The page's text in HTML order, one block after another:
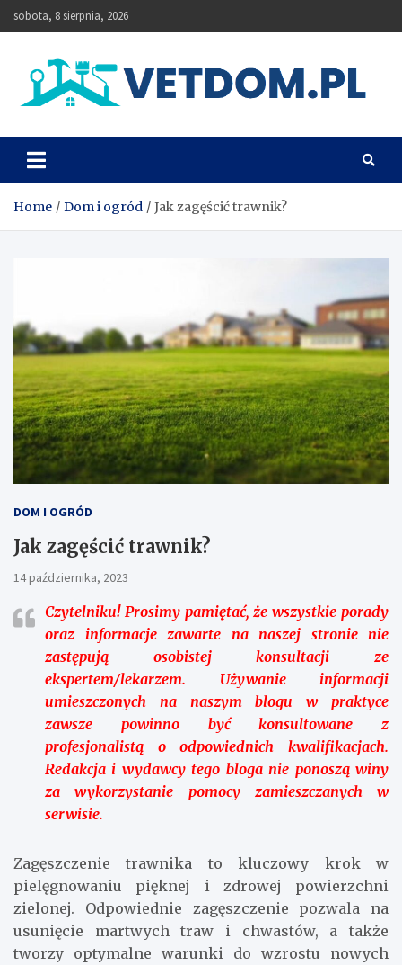
Skip
to
sobota, 8 sierpnia, 2026
Vetdom
Home Dom i ogród Jak zagęścić trawnik?
DOM I OGRÓD
Jak zagęścić trawnik?
14 października, 2023
Czytelniku!Prosimy pamiętać, że wszystkie porady
oraz informacje zawarte na naszej stronie nie
zastępują osobistej konsultacji ze
ekspertem/lekarzem. Używanie informacji
umieszczonych na naszym blogu w praktyce
zawsze powinno być konsultowane z
profesjonalistą o odpowiednich kwalifikacjach.
Redakcja i wydawcy tego bloga nie ponoszą winy
za wykorzystanie pomocy zamieszczanych w
serwisie.
Zagęszczenie trawnika to kluczowy krok w
pielęgnowaniu pięknej i zdrowej powierzchni
zielonej. Odpowiednie zagęszczenie pozwala na
usunięcie martwych traw i chwastów, a także
tworzy optymalne warunki do wzrostu nowych